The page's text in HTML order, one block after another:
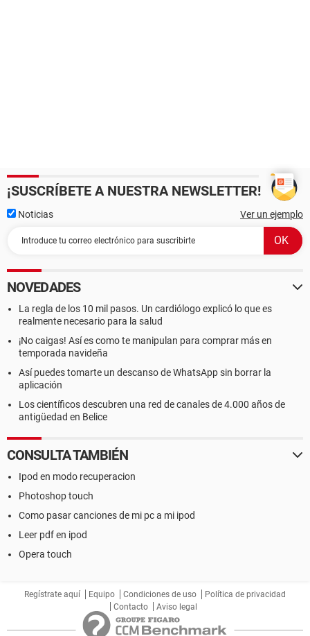
¡SUSCRÍBETE A NUESTRA NEWSLETTER!
Noticias Ver un ejemplo
NOVEDADES
La regla de los 10 mil pasos. Un cardiólogo explicó lo que es
realmente necesario para la salud
¡No caigas! Así es como te manipulan para comprar más en
temporada navideña
Así puedes tomarte un descanso de WhatsApp sin borrar la
aplicación
Los científicos descubren una red de canales de 4.000 años de
antigüedad en Belice
CONSULTA TAMBIÉN
Ipod en modo recuperacion
Photoshop touch
Como pasar canciones de mi pc a mi ipod
Leer pdf en ipod
Opera touch
Regístrate aquí Equipo Condiciones de uso
Política de privacidad
Contacto
Aviso legal